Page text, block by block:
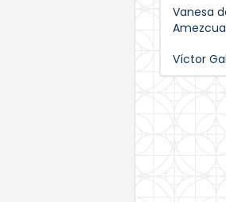
Vanesa
Amezcua
Víctor